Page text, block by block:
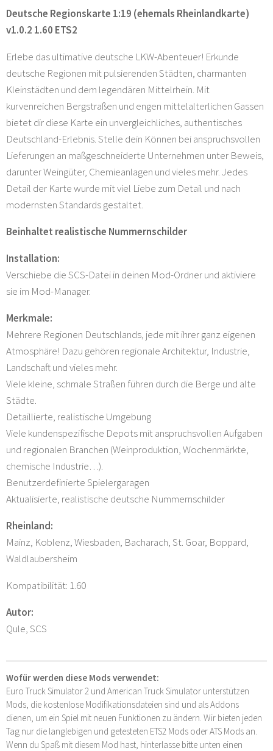
Deutsche Regionskarte 1:19 (ehemals Rheinlandkarte)
v1.0.2 1.60 ETS2
Erlebe das ultimative deutsche LKW-Abenteuer! Erkunde
deutsche Regionen mit pulsierenden Städten, charmanten
Kleinstädten und dem legendären Mittelrhein. Mit
kurvenreichen Bergstraßen und engen mittelalterlichen Gassen
bietet dir diese Karte ein unvergleichliches, authentisches
Deutschland-Erlebnis. Stelle dein Können bei anspruchsvollen
Lieferungen an maßgeschneiderte Unternehmen unter Beweis,
darunter Weingüter, Chemieanlagen und vieles mehr. Jedes
Detail der Karte wurde mit viel Liebe zum Detail und nach
modernsten Standards gestaltet.
Beinhaltet realistische Nummernschilder
Installation:
Verschiebe die SCS-Datei in deinen Mod-Ordner und aktiviere
sie im Mod-Manager.
Merkmale:
Mehrere Regionen Deutschlands, jede mit ihrer ganz eigenen
Atmosphäre! Dazu gehören regionale Architektur, Industrie,
Landschaft und vieles mehr.
Viele kleine, schmale Straßen führen durch die Berge und alte
Städte.
Detaillierte, realistische Umgebung
Viele kundenspezifische Depots mit anspruchsvollen Aufgaben
und regionalen Branchen (Weinproduktion, Wochenmärkte,
chemische Industrie…).
Benutzerdefinierte Spielergaragen
Aktualisierte, realistische deutsche Nummernschilder
Rheinland:
Mainz, Koblenz, Wiesbaden, Bacharach, St. Goar, Boppard,
Waldlaubersheim
Kompatibilität: 1.60
Autor:
Qule, SCS
Wofür werden diese Mods verwendet:
Euro Truck Simulator 2 und American Truck Simulator unterstützen
Mods, die kostenlose Modifikationsdateien sind und als Addons
dienen, um ein Spiel mit neuen Funktionen zu ändern. Wir bieten jeden
Tag nur die langlebigen und getesteten ETS2 Mods oder ATS Mods an.
Wenn du Spaß mit diesem Mod hast, hinterlasse bitte unten einen